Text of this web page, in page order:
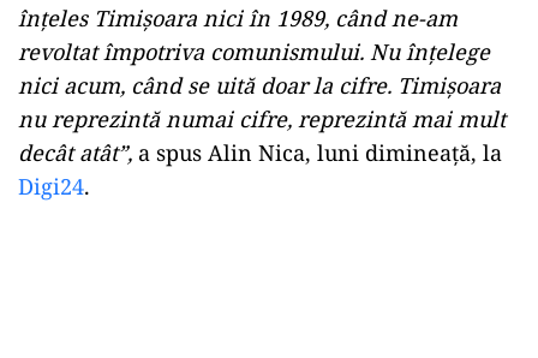
înțeles Timișoara nici în 1989, când ne-am
revoltat împotriva comunismului. Nu înțelege
nici acum, când se uită doar la cifre. Timișoara
nu reprezintă numai cifre, reprezintă mai mult
decât atât”, a spus Alin Nica, luni dimineață, la
Digi24.